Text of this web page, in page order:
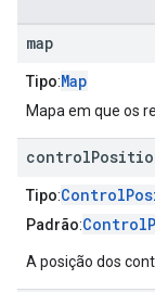
map
Tipo:Map
Mapa em que os
control
Tipo:
Padrão:
A posição dos